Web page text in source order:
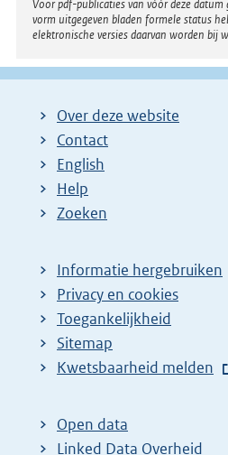
Voor pdf-publicaties van vóór deze
vorm uitgegeven bladen formele status
elektronische versies daarvan worden bij
Over deze website
Contact
English
Help
Zoeken
Informatie hergebruiken
Privacy en cookies
Toegankelijkheid
Sitemap
E
t
e
Kwetsbaarheid melden
Open data
Linked Data Overheid